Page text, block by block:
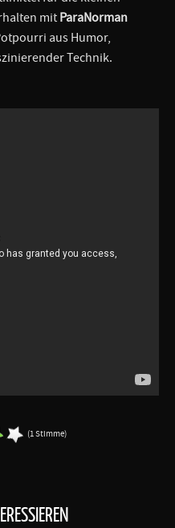
mit ParaNorman
aus Humor,
Technik.
(1 Stimme)